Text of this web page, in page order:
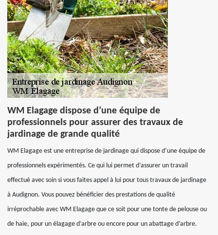
WM Elagage dispose d’une équipe de
professionnels pour assurer des travaux de
jardinage de grande qualité
WM Elagage est une entreprise de jardinage qui dispose d’une équipe de
professionnels expérimentés. Ce qui lui permet d’assurer un travail
effectué avec soin si vous faites appel à lui pour tous travaux de jardinage
à Audignon. Vous pouvez bénéficier des prestations de qualité
irréprochable avec WM Elagage que ce soit pour une tonte de pelouse ou
de haie, pour un élagage d’arbre ou encore pour un abattage d’arbre.